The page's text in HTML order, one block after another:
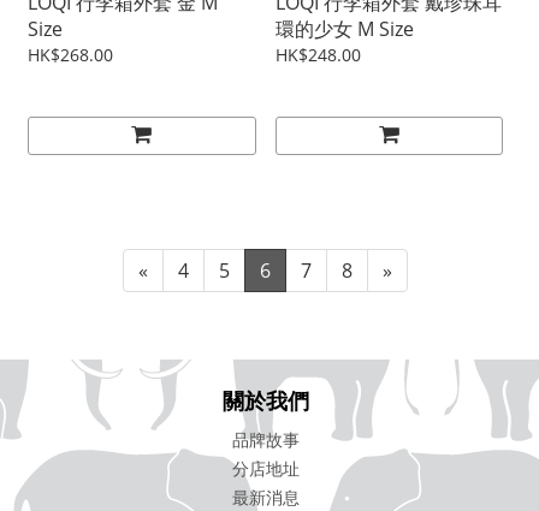
Size
HK$268.00
環的少女 M Size
HK$248.00
« 4 5 6 7 8 »
關於我們
品牌故事
分店地址
最新消息